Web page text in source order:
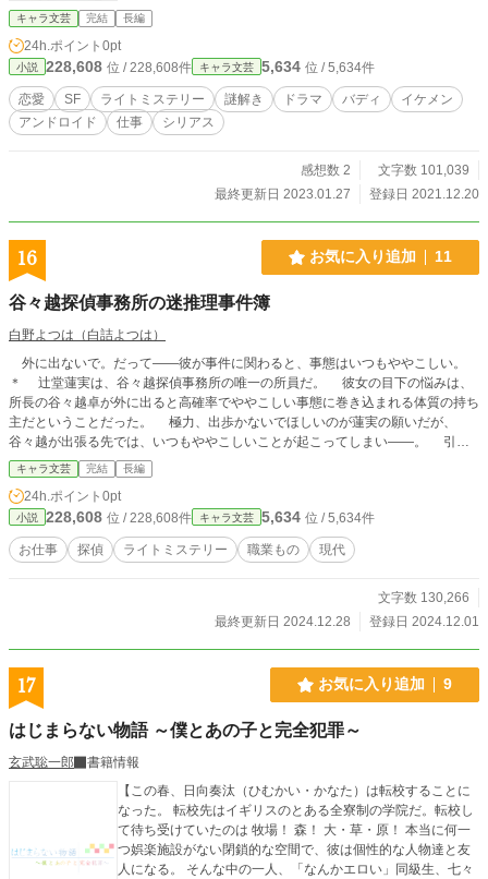
キャラ文芸 完結 長編
24h.ポイント 0pt
小説 228,608 位 / 228,608件 キャラ文芸 5,634 位 / 5,634件
恋愛 SF ライトミステリー 謎解き ドラマ バディ
イケメン
アンドロイド
仕事 シリアス
感想数 2
文字数 101,039
最終更新日 2023.01.27
登録日 2021.12.20
16 お気に入り追加 11
谷々越探偵事務所の迷推理事件簿
白野よつは（白詰よつは）
外に出ないで。だって――彼が事件に関わると、事態はいつもややこしい。
＊ 辻堂蓮実は、谷々越探偵事務所の唯一の所員だ。 彼女の目下の悩みは、
所長の谷々越卓が外に出ると高確率でややこしい事態に巻き込まれる体質の持ち
主だということだった。 極力、出歩かないでほしいのが蓮実の願いだが、
谷々越が出張る先では、いつもややこしいことが起こってしまい――。 引き
寄せ体質×振り回され型で構成される探偵事務所に寄せられる依頼は、今日も今
日とて、ややこしくなってしまうようです。
キャラ文芸 完結 長編
24h.ポイント 0pt
小説 228,608 位 / 228,608件 キャラ文芸 5,634 位 / 5,634件
お仕事 探偵 ライトミステリー 職業もの 現代
文字数 130,266
最終更新日 2024.12.28
登録日 2024.12.01
17 お気に入り追加 9
はじまらない物語 ～僕とあの子と完全犯罪～
玄武聡一郎
書籍情報
【この春、日向奏汰（ひむかい・かなた）は転校することに
なった。 転校先はイギリスのとある全寮制の学院だ。転校し
て待ち受けていたのは 牧場！ 森！ 大・草・原！ 本当に何一
つ娯楽施設がない閉鎖的な空間で、彼は個性的な人物達と友
人になる。 そんな中の一人、「なんかエロい」同級生、七々